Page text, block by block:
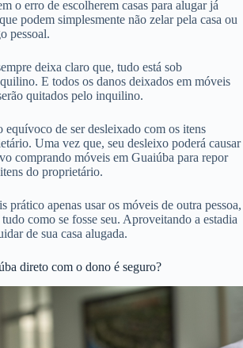
o erro de escolherem casas para alugar já
podem simplesmente não zelar pela casa ou
pessoal.
deixa claro que, tudo está sob
E todos os danos deixados em móveis
quitados pelo inquilino.
equívoco de ser desleixado com os itens
Uma vez que, seu desleixo poderá causar
comprando móveis em Guaiúba para repor
do proprietário.
prático apenas usar os móveis de outra pessoa,
como se fosse seu. Aproveitando a estadia
de sua casa alugada.
direto com o dono é seguro?